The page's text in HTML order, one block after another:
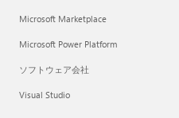
Microsoft Marketplace
Microsoft Power Platform
ソフトウェア会社
Visual Studio